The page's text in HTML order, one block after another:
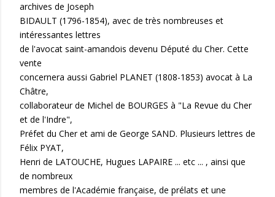
archives de Joseph
BIDAULT (1796-1854), avec de très nombreuses et
intéressantes lettres
de l'avocat saint-amandois devenu Député du Cher. Cette
vente
concernera aussi Gabriel PLANET (1808-1853) avocat à La
Châtre,
collaborateur de Michel de BOURGES à "La Revue du Cher
et de l'Indre",
Préfet du Cher et ami de George SAND. Plusieurs lettres de
Félix PYAT,
Henri de LATOUCHE, Hugues LAPAIRE ... etc ... , ainsi que
de nombreux
membres de l'Académie française, de prélats et une